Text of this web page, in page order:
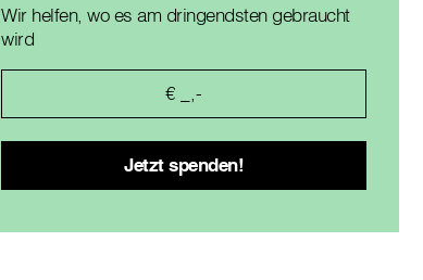
Wir helfen, wo es am dringendsten gebraucht
wird